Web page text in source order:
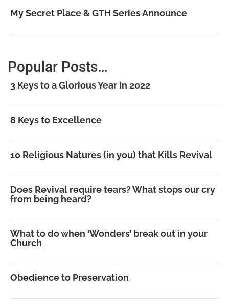
My Secret Place & GTH Series Announce
Popular Posts…
3 Keys to a Glorious Year in 2022
8 Keys to Excellence
10 Religious Natures (in you) that Kills Revival
Does Revival require tears? What stops our cry
from being heard?
What to do when ‘Wonders’ break out in your
Church
Obedience to Preservation